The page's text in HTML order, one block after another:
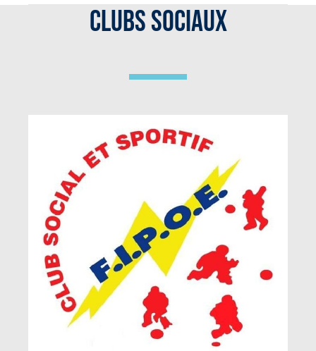
Clubs sociaux